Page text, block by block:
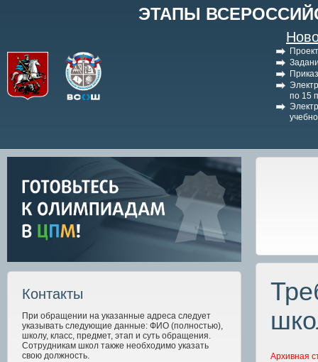
ЭТАПЫ
по 15
Контакты
При обращении на указанные адреса следует
указывать следующие данные: ФИО (полностью),
школу, класс, предмет, этап и суть обращения.
Сотрудникам школ также необходимо указать
свою должность.
Архивная